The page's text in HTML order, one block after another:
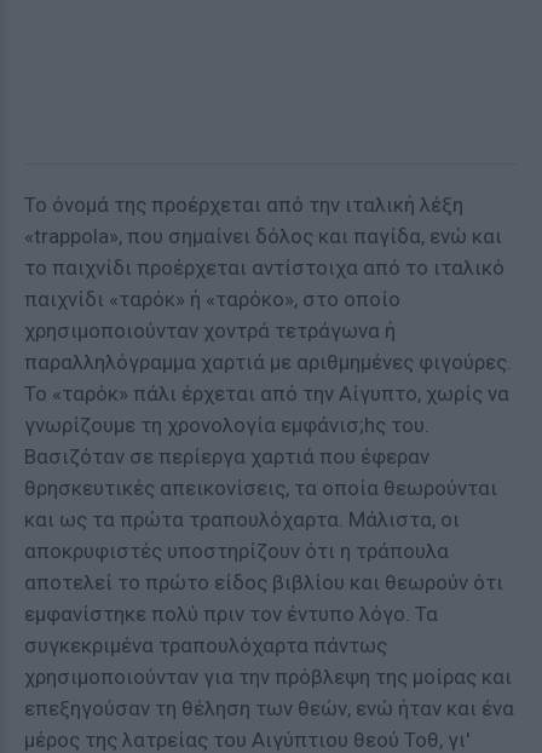
Το όνομά της προέρχεται από την ιταλική λέξη
«trappola», που σημαίνει δόλος και παγίδα, ενώ και
το παιχνίδι προέρχεται αντίστοιχα από το ιταλικό
παιχνίδι «ταρόκ» ή «ταρόκο», στο οποίο
χρησιμοποιούνταν χοντρά τετράγωνα ή
παραλληλόγραμμα χαρτιά με αριθμημένες φιγούρες.
Το «ταρόκ» πάλι έρχεται από την Αίγυπτο, χωρίς να
γνωρίζουμε τη χρονολογία εμφάνισ;hς του.
Βασιζόταν σε περίεργα χαρτιά που έφεραν
θρησκευτικές απεικονίσεις, τα οποία θεωρούνται
και ως τα πρώτα τραπουλόχαρτα. Μάλιστα, οι
αποκρυφιστές υποστηρίζουν ότι η τράπουλα
αποτελεί το πρώτο είδος βιβλίου και θεωρούν ότι
εμφανίστηκε πολύ πριν τον έντυπο λόγο. Τα
συγκεκριμένα τραπουλόχαρτα πάντως
χρησιμοποιούνταν για την πρόβλεψη της μοίρας και
επεξηγούσαν τη θέληση των θεών, ενώ ήταν και ένα
μέρος της λατρείας του Αιγύπτιου θεού Τοθ, γι'